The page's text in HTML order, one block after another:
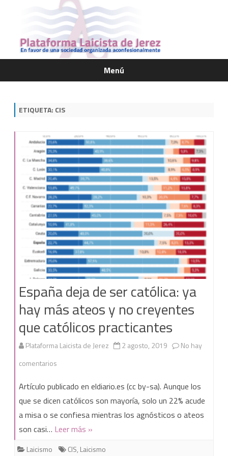
Menú
Saltar
ETIQUETA: CIS
España deja de ser católica: ya
hay más ateos y no creyentes
que católicos practicantes
Plataforma Laicista de Jerez 2 agosto, 2019
No hay
comentarios
deja
de
ser
católica:
Artículo publicado en eldiario.es (cc by-sa). Aunque los
que se dicen católicos son mayoría, solo un 22% acude
a misa o se confiesa mientras los agnósticos o ateos
son casi… Leer más »
Laicismo CIS, Laicismo